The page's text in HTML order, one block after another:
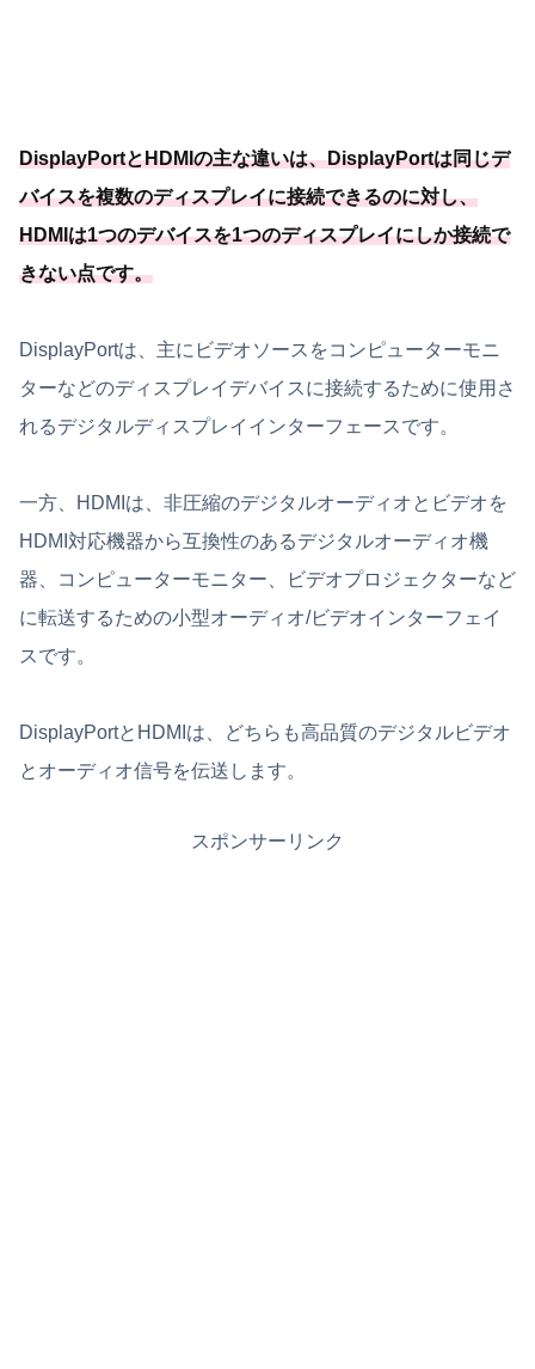
DisplayPortとHDMIの主な違いは、DisplayPortは同じデ
バイスを複数のディスプレイに接続できるのに対し、
HDMIは1つのデバイスを1つのディスプレイにしか接続で
きない点です。
DisplayPortは、主にビデオソースをコンピューターモニ
ターなどのディスプレイデバイスに接続するために使用さ
れるデジタルディスプレイインターフェースです。
一方、HDMIは、非圧縮のデジタルオーディオとビデオを
HDMI対応機器から互換性のあるデジタルオーディオ機
器、コンピューターモニター、ビデオプロジェクターなど
に転送するための小型オーディオ/ビデオインターフェイ
スです。
DisplayPortとHDMIは、どちらも高品質のデジタルビデオ
とオーディオ信号を伝送します。
スポンサーリンク